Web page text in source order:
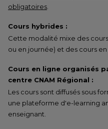
obligatoires
Cours hybrides :
Cette modalité mixe des
ou en journée) et des cours en
Cours en ligne organisés
centre CNAM Régional :
Les cours sont diffusés sous
une plateforme d'e-learning
enseignant.